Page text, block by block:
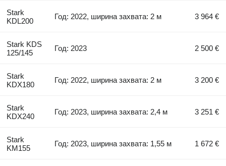
Stark
KDL200
Год: 2022, ширина захвата: 2 м 3 964 €
Stark KDS
125/145
Год: 2023 2 500 €
Stark
KDX180
Год: 2022, ширина захвата: 2 м 3 200 €
Stark
KDX240
Год: 2023, ширина захвата: 2,4 м 3 251 €
Stark
KM155
Год: 2023, ширина захвата: 1,55 м 1 672 €